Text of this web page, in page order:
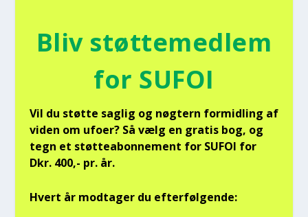
Bliv støt­te­med­lem
for SUFOI
Vil du støt­te sag­lig og nøg­tern for­mid­ling af
viden om ufo­er? Så vælg en gra­tis bog, og
tegn et støt­tea­bon­ne­ment for SUFOI for
Dkr. 400,- pr. år.
Hvert år mod­ta­ger du efter­føl­gen­de: